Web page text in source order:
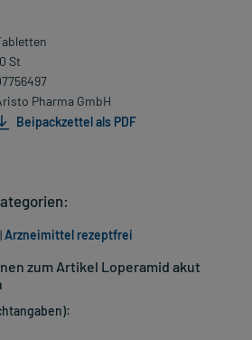
St
Pharma GmbH
Beipackzettel als PDF
zum Artikel Loperamid akut
|Arzneimittel rezeptfrei